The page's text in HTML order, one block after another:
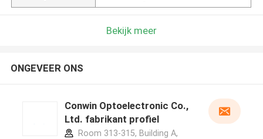
Bekijk meer
ONGEVEER ONS
Conwin Optoelectronic Co.,
Ltd. fabrikant profiel
Room 313-315, Building A,